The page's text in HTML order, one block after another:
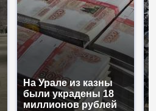
На Урале из казны
были украдены 18
миллионов рублей